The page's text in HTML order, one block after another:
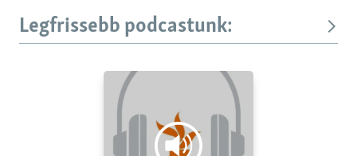
Legfrissebb podcastunk: